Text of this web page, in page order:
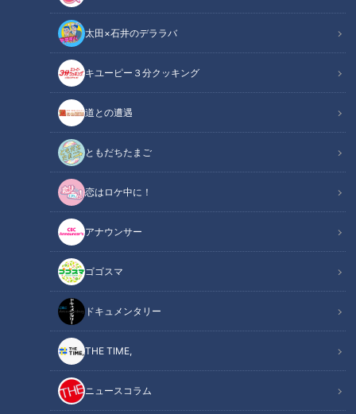
太田×石井のデララバ
キユーピー３分クッキング
道との遭遇
ともだちたまご
恋はロケ中に！
アナウンサー
ゴゴスマ
ドキュメンタリー
THE TIME,
ニュースコラム
道との遭遇
「道との遭遇」動画
声は道マニア・鹿取茂雄さんと番組イベント参加者の西夫婦で
この記事の画像を見る
この記事を見たあなたへのおすすめ
【道マニア】岐阜県が誇るべき
遺産！？JR東海道本線沿線の道
【道との遭遇】
【道マニア】[東京・銀座] 川を
橋ごと埋めた道【道との遭遇】